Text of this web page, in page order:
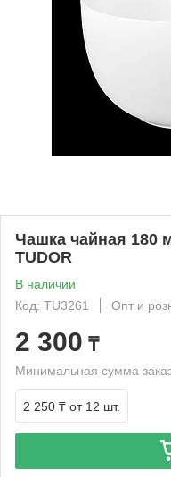
Чашка чайная 180
TUDOR
В наличии
Код: TU3261
Опт и
2 300 ₸
Минимальная сумма
2 250 ₸ от 12 шт.